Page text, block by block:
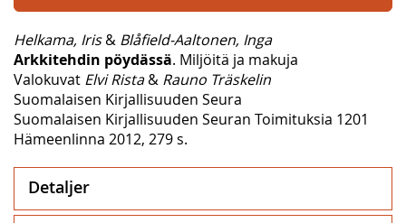
Helkama, Iris& Blåfield-Aaltonen, Inga
Arkkitehdin pöydässä. Miljöitä ja makuja
Valokuvat Elvi Rista& Rauno Träskelin
Suomalaisen Kirjallisuuden Seura
Suomalaisen Kirjallisuuden Seuran Toimituksia 1201
Hämeenlinna 2012, 279 s.
Detaljer